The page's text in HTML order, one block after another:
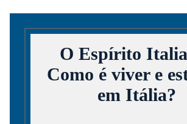
O Espírito
Como é viver e
em Itália?